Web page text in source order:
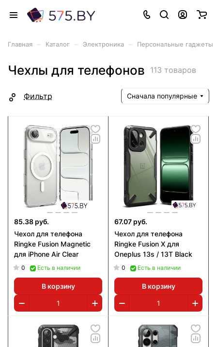
Главная Каталог Электроника Персональные гаджеты
Чехлы для телефонов 113 товаров
Фильтр Сначала популярные
85.38 руб.
Чехол для телефона
Ringke Fusion Magnetic
для iPhone Air Clear
0 Есть в наличии
В корзину
67.07 руб.
Чехол для телефона
Ringke Fusion X для
Oneplus 13s / 13T Black
0 Есть в наличии
В корзину